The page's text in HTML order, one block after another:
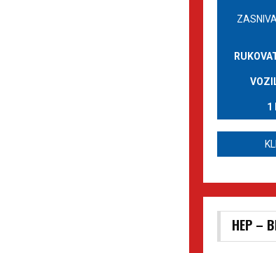
1
HEP –